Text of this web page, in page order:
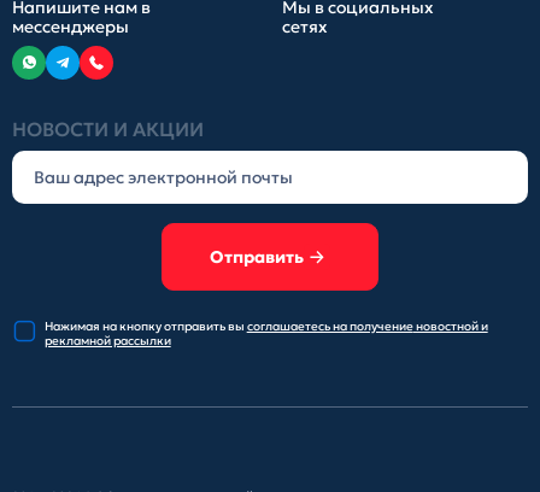
НОВОСТИ И АКЦИИ
Отправить
Нажимая на кнопку отправитьвы соглашаетесь на получениеновостной и
рекламной рассылки
Напишите нам в
мессенджеры
Мы в социальных
сетях